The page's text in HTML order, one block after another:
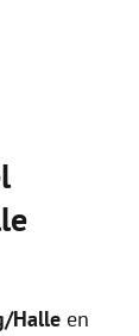
Halle en